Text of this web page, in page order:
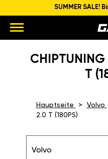
SUMMER SALE!
T
Hauptseite Volvo
2.0 T (180PS)
Volvo